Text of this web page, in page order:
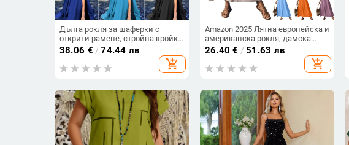
Дълга рокля за шаферки с
открити рамене, стройна кройка
за сватбено тържество
38.06 € /74.44 лв
add_shopping_cart
Amazon 2025 Лятна европейска и
американска рокля, дамска
рокля без ръкави, V-образно
деколте, цип на гърба, елегантна
дълга пола от едно парче
26.40 € /51.63 лв
add_shopping_cart